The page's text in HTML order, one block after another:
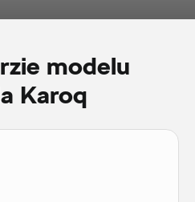
modelu
Karoq